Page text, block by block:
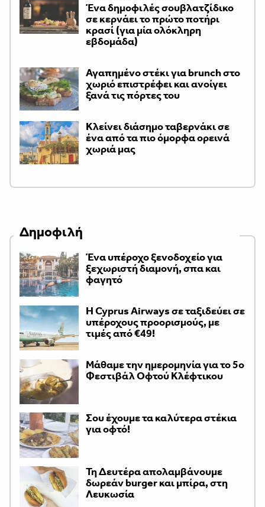
Ένα δημοφιλές σουβλατζίδικο
σε κερνάει το πρώτο ποτήρι
κρασί (για μία ολόκληρη
εβδομάδα)
Αγαπημένο στέκι για brunch στο
χωριό επιστρέφει και ανοίγει
ξανά τις πόρτες του
Κλείνει διάσημο ταβερνάκι σε
ένα από τα πιο όμορφα ορεινά
χωριά μας
Δημοφιλή
Ένα υπέροχο ξενοδοχείο για
ξεχωριστή διαμονή, σπα και
φαγητό
H Cyprus Airways σε ταξιδεύει σε
υπέροχους προορισμούς, με
τιμές από €49!
Μάθαμε την ημερομηνία για το 5ο
Φεστιβάλ Οφτού Κλέφτικου
Σου έχουμε τα καλύτερα στέκια
για οφτό!
Τη Δευτέρα απολαμβάνουμε
δωρεάν burger και μπίρα, στη
Λευκωσία